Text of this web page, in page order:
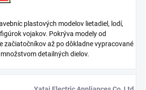
plastových modelov lietadiel, lodí,
vojakov. Pokrýva modely od
začiatočníkov až po dôkladne vypracované
detailných dielov.